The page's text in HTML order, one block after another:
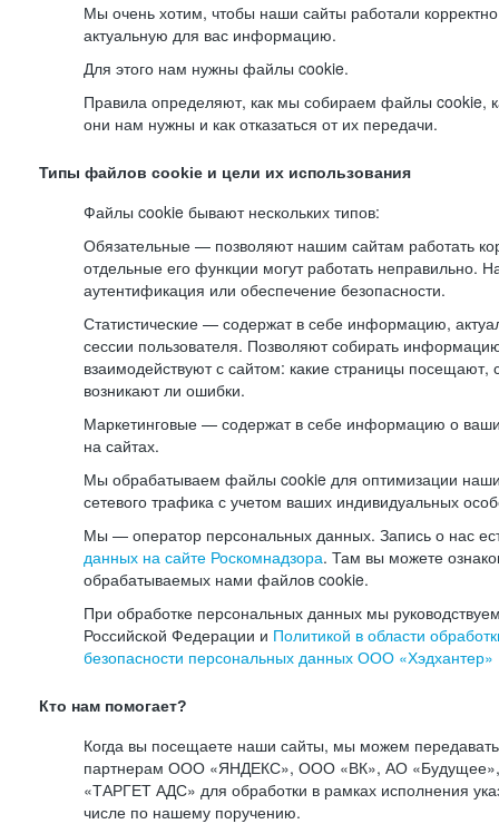
Мы очень хотим, чтобы наши сайты работали
актуальную для вас информацию.
Для этого нам нужны файлы cookie.
Правила определяют, как мы собираем файлы cookie,
они нам нужны и как отказаться от их передачи.
Типы файлов cookie и цели их использования
Файлы cookie бывают нескольких типов:
Обязательные — позволяют нашим сайтам работать
отдельные его функции могут работать неправильно.
аутентификация или обеспечение безопасности.
Статистические — содержат в себе информацию,
сессии пользователя. Позволяют собирать
взаимодействуют с сайтом: какие страницы посещают,
возникают ли ошибки.
Маркетинговые — содержат в себе информацию о
на сайтах.
Мы обрабатываем файлы cookie для оптимизации
сетевого трафика с учетом ваших индивидуальных
Мы — оператор персональных данных. Запись о нас
данных на сайте Роскомнадзора. Там вы можете
обрабатываемых нами файлов cookie.
При обработке персональных данных мы
Российской Федерации и Политикой в области
безопасности персональных данных ООО «Хэдхантер»
Кто нам помогает?
Когда вы посещаете наши сайты, мы можем
партнерам ООО «ЯНДЕКС», ООО «ВК», АО
«ТАРГЕТ АДС» для обработки в рамках исполнения
числе по нашему поручению.